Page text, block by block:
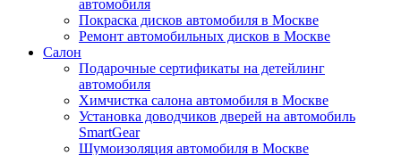
автомобиля
Покраска дисков автомобиля в Москве
Ремонт автомобильных дисков в Москве
Салон
Подарочные сертификаты на детейлинг
автомобиля
Химчистка салона автомобиля в Москве
Установка доводчиков дверей на автомобиль
SmartGear
Шумоизоляция автомобиля в Москве